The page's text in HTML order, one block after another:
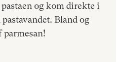
og kom direkte i
Bland og
parmesan!